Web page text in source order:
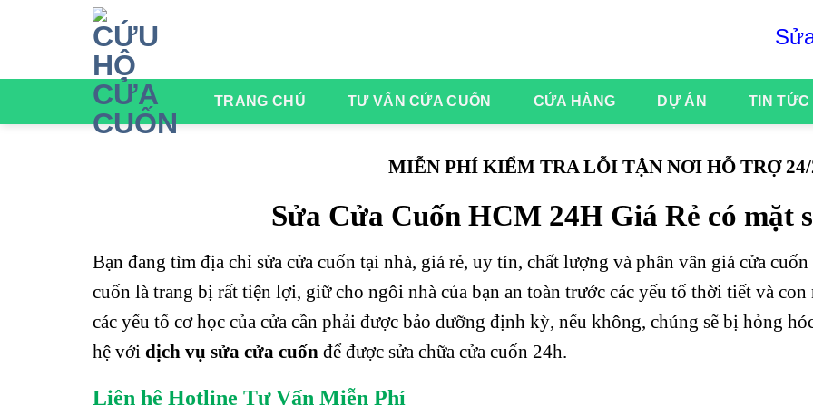
dung
Sửa
TRANG CHỦ TƯ VẤN CỬA CUỐN CỬA HÀNG DỰ ÁN TIN TỨC
MIỄN PHÍ KIỂM TRA LỖI TẬN NƠI HỖ TRỢ
Sửa Cửa Cuốn HCM 24H Giá Rẻ có mặt
Bạn đang tìm địa chỉ sửa cửa cuốn tại nhà, giá rẻ, uy tín, chất lượng và phân vân giá cửa
cuốn là trang bị rất tiện lợi, giữ cho ngôi nhà của bạn an toàn trước các yếu tố thời tiết và
các yếu tố cơ học của cửa cần phải được bảo dưỡng định kỳ, nếu không, chúng sẽ bị hỏng
hệ với dịch vụ sửa cửa cuốn để được sửa chữa cửa cuốn 24h.
Liên hệ Hotline Tư Vấn Miễn Phí